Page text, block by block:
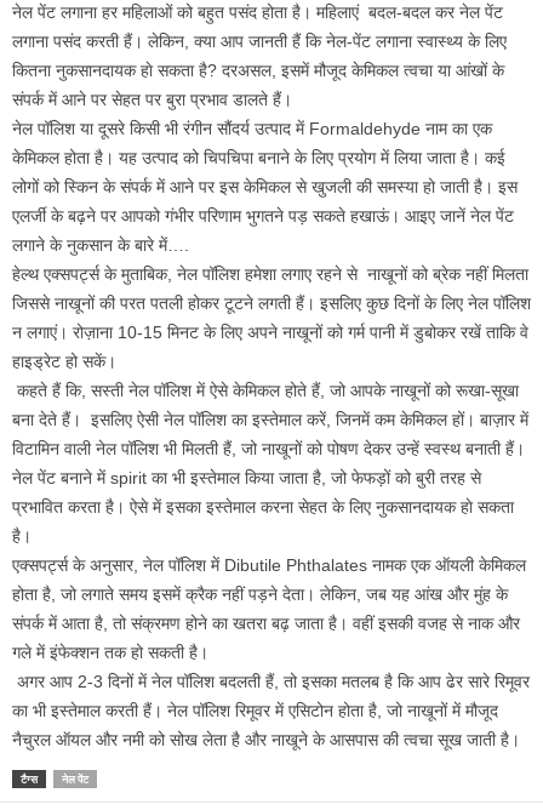
नेल पेंट लगाना हर महिलाओं को बहुत पसंद होता है। महिलाएं बदल-बदल कर नेल पेंट
लगाना पसंद करती हैं। लेकिन, क्या आप जानती हैं कि नेल-पेंट लगाना स्वास्थ्य के लिए
कितना नुकसानदायक हाे सकता है? दरअसल, इसमें मौजूद केमिकल त्वचा या आंखों के
संपर्क में आने पर सेहत पर बुरा प्रभाव डालते हैं।
नेल पॉलिश या दूसरे किसी भी रंगीन सौंदर्य उत्पाद में Formaldehyde नाम का एक
केमिकल होता है। यह उत्पाद को चिपचिपा बनाने के लिए प्रयोग में लिया जाता है। कई
लोगों को स्किन के संपर्क में आने पर इस केमिकल से खुजली की समस्या हो जाती है। इस
एलर्जी के बढ़ने पर आपको गंभीर परिणाम भुगतने पड़ सकते हखाऊं। आइए जानें नेल पेंट
लगाने के नुकसान के बारे में….
हेल्थ एक्सपर्ट्स के मुताबिक, नेल पॉलिश हमेशा लगाए रहने से नाखूनों को ब्रेक नहीं मिलता
जिससे नाखूनों की परत पतली होकर टूटने लगती हैं। इसलिए कुछ दिनों के लिए नेल पॉलिश
न लगाएं। रोज़ाना 10-15 मिनट के लिए अपने नाखूनों को गर्म पानी में डुबोकर रखें ताकि वे
हाइड्रेट हो सकें।
कहते हैं कि, सस्ती नेल पॉलिश में ऐसे केमिकल होते हैं, जो आपके नाखूनों को रूखा-सूखा
बना देते हैं। इसलिए ऐसी नेल पॉलिश का इस्तेमाल करें, जिनमें कम केमिकल हों। बाज़ार में
विटामिन वाली नेल पॉलिश भी मिलती हैं, जो नाखूनों को पोषण देकर उन्हें स्वस्थ बनाती हैं।
नेल पेंट बनाने में spirit का भी इस्तेमाल किया जाता है, जो फेफड़ों को बुरी तरह से
प्रभावित करता है। ऐसे में इसका इस्तेमाल करना सेहत के लिए नुकसानदायक हाे सकता
है।
एक्सपर्ट्स के अनुसार, नेल पॉलिश में Dibutile Phthalates नामक एक ऑयली केमिकल
होता है, जो लगाते समय इसमें क्रैक नहीं पड़ने देता। लेकिन, जब यह आंख और मुंह के
संपर्क में आता है, तो संक्रमण होने का खतरा बढ़ जाता है। वहीं इसकी वजह से नाक और
गले में इंफेक्शन तक हो सकती है।
अगर आप 2-3 दिनों में नेल पॉलिश बदलती हैं, तो इसका मतलब है कि आप ढेर सारे रिमूवर
का भी इस्तेमाल करती हैं। नेल पॉलिश रिमूवर में एसिटोन होता है, जो नाखूनों में मौजूद
नैचुरल ऑयल और नमी को सोख लेता है और नाखूने के आसपास की त्वचा सूख जाती है।
टैग्स नेल पेंट